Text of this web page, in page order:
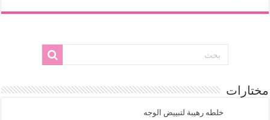
مختارات
خلطه رهيبة لتبييض الوجه